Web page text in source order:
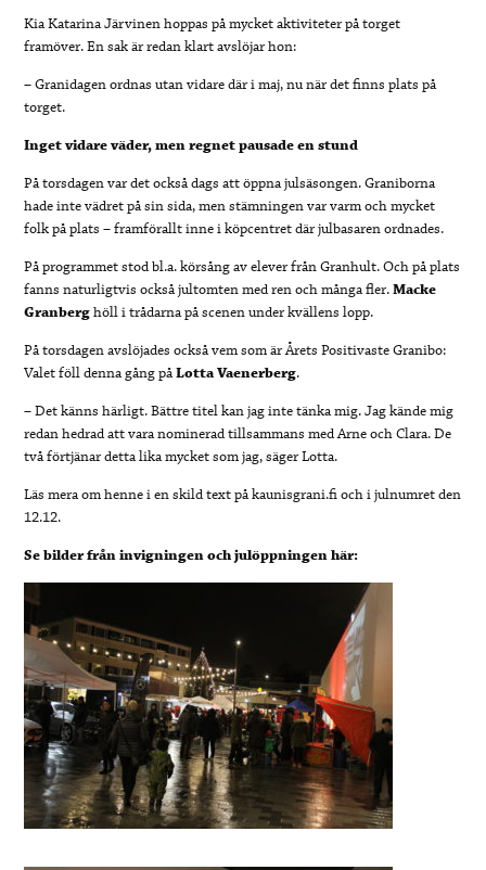
Kia Katarina Järvinen hoppas på mycket aktiviteter på torget
framöver.En sak är redan klart avslöjar hon:
– Granidagen ordnas utan vidare där i maj, nu när det finns plats på
torget.
Inget vidare väder, men regnet pausade en stund
På torsdagen var det också dags att öppna julsäsongen. Graniborna
hade inte vädret på sin sida, men stämningen var varm och mycket
folk på plats – framförallt inne i köpcentret där julbasaren ordnades.
På programmet stod bl.a. körsång av elever från Granhult. Och på plats
fanns naturligtvis också jultomten med ren och många fler.Macke
Granberghöll i trådarna på scenen under kvällens lopp.
På torsdagen avslöjades också vem som är Årets Positivaste Granibo:
Valet föll denna gång påLotta Vaenerberg.
– Det känns härligt. Bättre titel kan jag inte tänka mig. Jag kände mig
redan hedrad att vara nominerad tillsammans med Arne och Clara. De
två förtjänar detta lika mycket som jag, säger Lotta.
Läs mera om henne i en skild text på kaunisgrani.fi och i julnumret den
12.12.
Se bilder från invigningen och julöppningen här: